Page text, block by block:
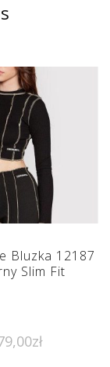
Bluzka 12187
Slim Fit
zł